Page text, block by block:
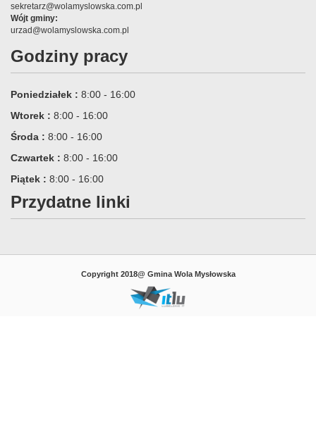
sekretarz@wolamyslowska.com.pl
Wójt gminy:
urzad@wolamyslowska.com.pl
Godziny pracy
Poniedziałek : 8:00 - 16:00
Wtorek : 8:00 - 16:00
Środa : 8:00 - 16:00
Czwartek : 8:00 - 16:00
Piątek : 8:00 - 16:00
Przydatne linki
Copyright 2018@ Gmina Wola Mysłowska